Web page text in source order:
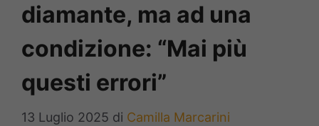
diamante, ma ad una
condizione: “Mai più
questi errori”
13 Luglio 2025 di Camilla Marcarini